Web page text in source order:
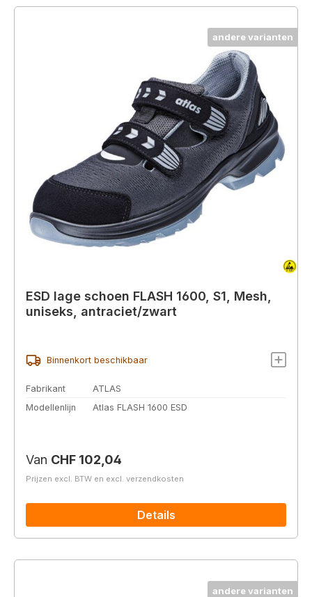
andere varianten
ESD lage schoen FLASH 1600, S1, Mesh,
uniseks, antraciet/zwart
Binnenkort beschikbaar
Fabrikant
ATLAS
Modellenlijn
Atlas FLASH 1600 ESD
Normale prijs:
Van CHF 102,04
Prijzen excl. BTW en excl. verzendkosten
Details
andere varianten